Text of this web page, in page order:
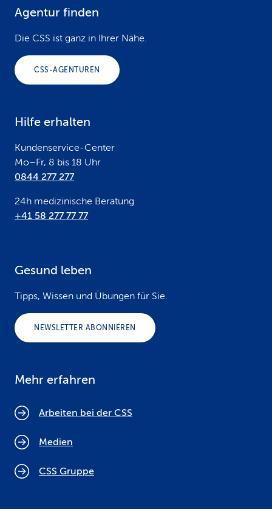
Agentur finden
Die CSS ist ganz in Ihrer Nähe.
CSS-AGENTUREN
Hilfe erhalten
Kundenservice-Center
Mo–Fr, 8 bis 18 Uhr
0844 277 277
24h medizinische Beratung
+41 58 277 77 77
Gesund leben
Tipps, Wissen und Übungen für Sie.
NEWSLETTER ABONNIEREN
Mehr erfahren
Arbeiten bei der CSS
Medien
CSS Gruppe